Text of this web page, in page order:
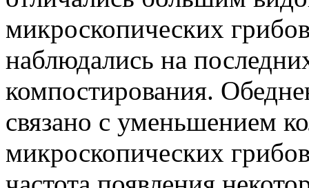
микроскопических
наблюдались на
компостирования.
связано с уменьшением
микроскопических